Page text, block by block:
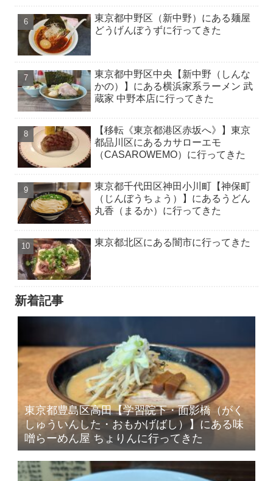
東京都中野区（新中野）にある麺屋
どうげんぼうずに行ってきた
東京都中野区中央【新中野（しんな
かの）】にある横浜家系ラーメン 武
蔵家 中野本店に行ってきた
【移転《東京都港区赤坂へ》】東京
都品川区にあるカサローエモ
（CASAROWEMO）に行ってきた
東京都千代田区神田小川町【神保町
（じんぼうちょう）】にあるうどん
丸香（まるか）に行ってきた
東京都北区にある闇市に行ってきた
新着記事
東京都豊島区高田【学習院下・面影橋（がく
しゅういんした・おもかげばし）】にある味
噌らーめん屋 ちょりんに行ってきた